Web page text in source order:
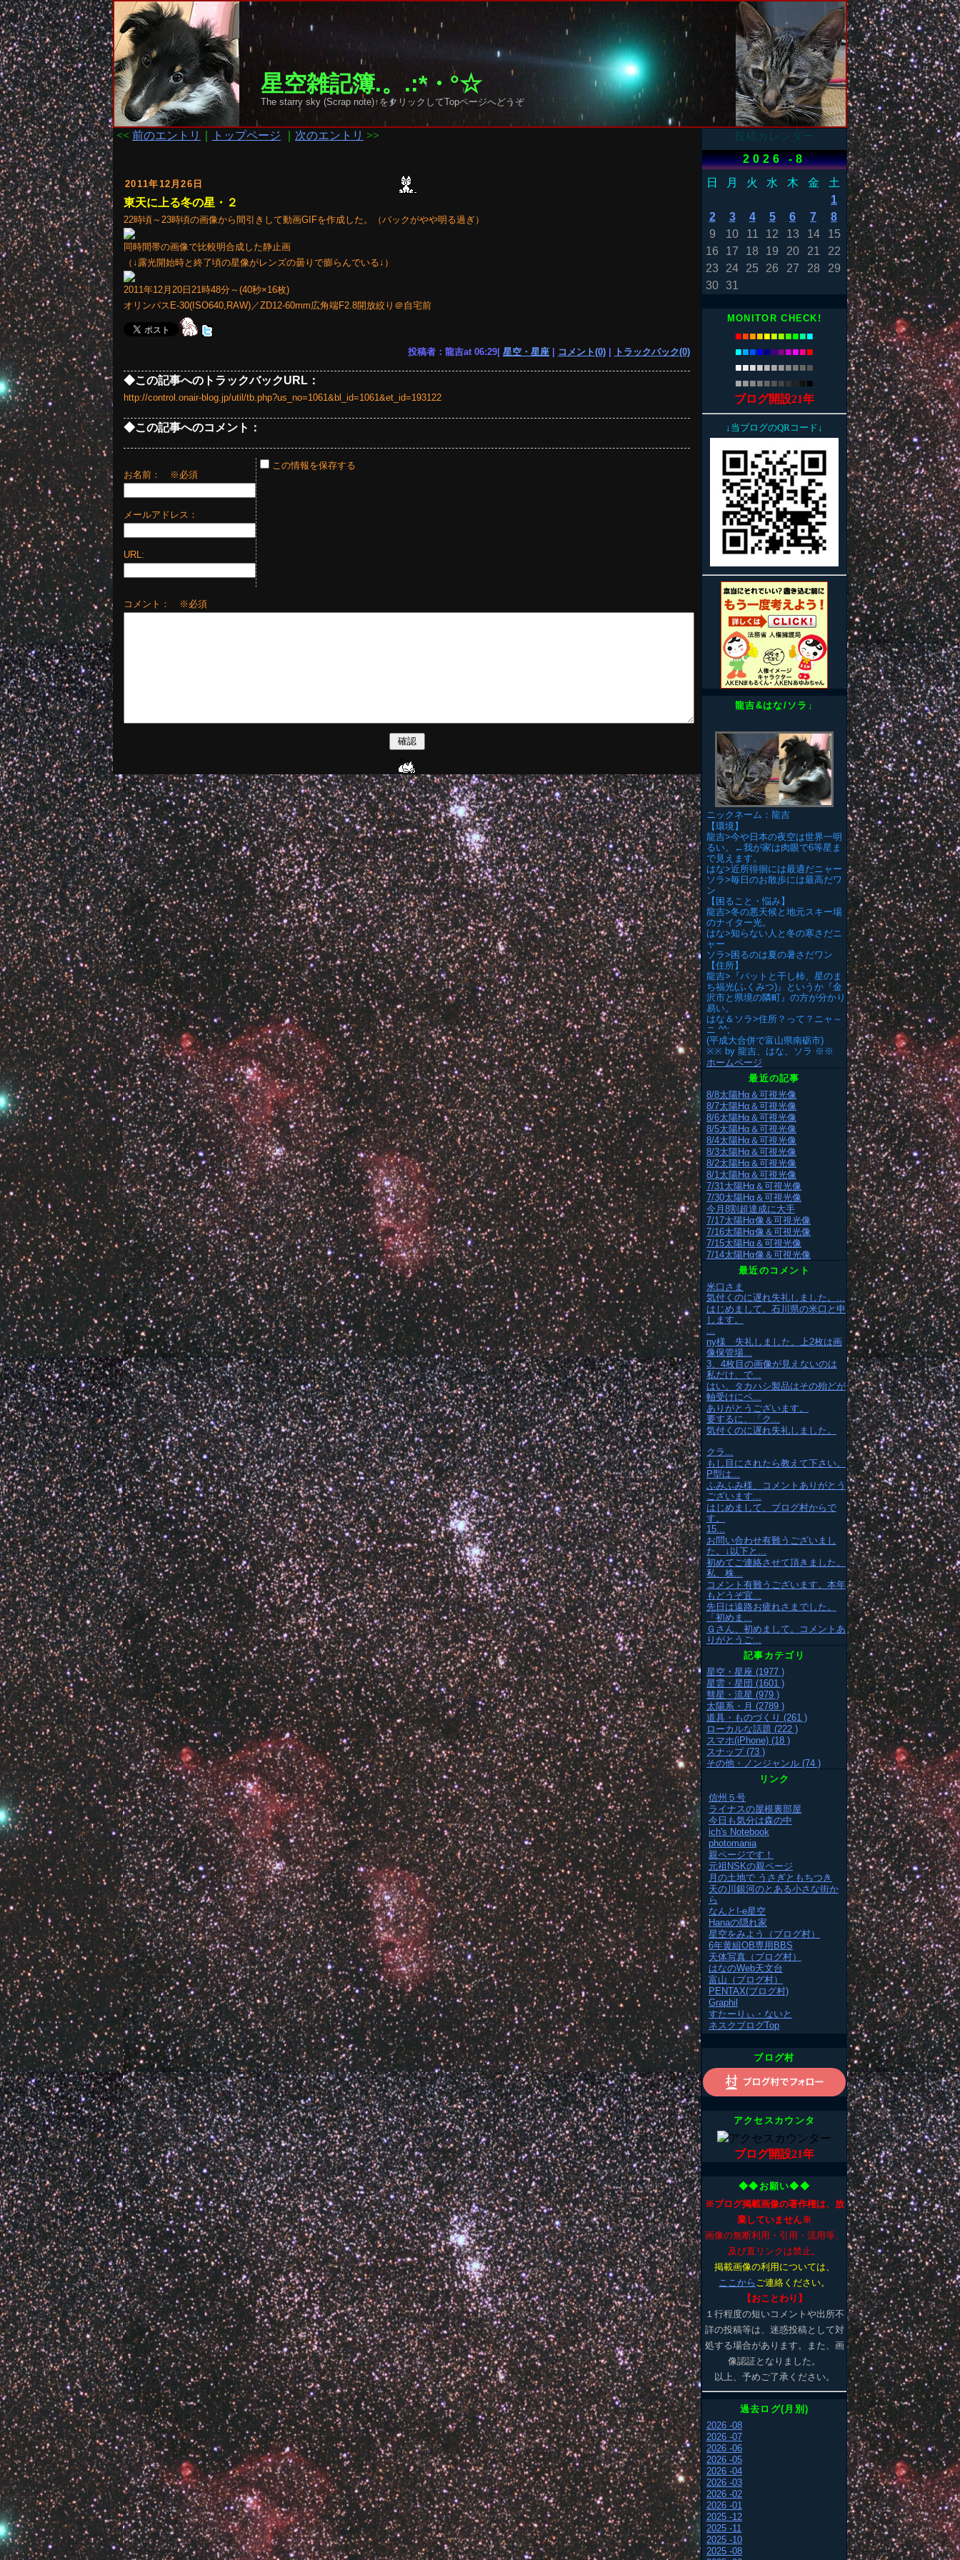
星空雑記簿.。.:*・°☆
The starry sky (Scrap note)↑をクリックしてTopページへどうぞ
<< 前のエントリ トップページ 次のエントリ >>
2011年12月26日
東天に上る冬の星・２
22時頃～23時頃の画像から間引きして動画GIFを作成した。（バックがやや明る過ぎ）
同時間帯の画像で比較明合成した静止画
（↓露光開始時と終了頃の星像がレンズの曇りで膨らんでいる↓）
2011年12月20日21時48分～(40秒×16枚)
オリンパスE-30(ISO640,RAW)／ZD12-60mm広角端F2.8開放絞り＠自宅前
投稿者：龍吉at 06:29| 星空・星座 コメント(0) トラックバック(0)
◆この記事へのトラックバックURL：
http://control.onair-blog.jp/util/tb.php?us_no=1061&bl_id=1061&et_id=193122
◆この記事へのコメント：
お名前： ※必須
メールアドレス：
URL:
この情報を保存する
コメント： ※必須
投稿カレンダー
2026 -8
日
月 火 水 木 金
土
1
2
3 4 5 6 7
8
9
10 11 12 13 14
15
16
17 18 19 20 21
22
23
24 25 26 27 28
29
30 31
MONITOR CHECK!
■■■■■■■■■■■
■■■■■■■■■■■
■■■■■■■■■■■
■■■■■■■■ ■■
ブログ開設21年
↓当ブログのQRコード↓
龍吉&はな/ソラ↓
ニックネーム：龍吉
【環境】
龍吉>今や日本の夜空は世界一明
るい。←我が家は肉眼で6等星ま
で見えます。
はな>近所徘徊には最適だニャー
ソラ>毎日のお散歩には最高だワ
ン
【困ること・悩み】
龍吉>冬の悪天候と地元スキー場
のナイター光。
はな>知らない人と冬の寒さだニ
ャー
ソラ>困るのは夏の暑さだワン
【住所】
龍吉>『バットと干し柿、星のま
ち福光(ふくみつ)』というか『金
沢市と県境の隣町』の方が分かり
易い。
はな＆ソラ>住所？って？ニャ～
ニ ^^;
(平成大合併で富山県南砺市)
※※ by 龍吉、はな、ソラ ※※
ホームページ
最近の記事
8/8太陽Hα＆可視光像
8/7太陽Hα＆可視光像
8/6太陽Hα＆可視光像
8/5太陽Hα＆可視光像
8/4太陽Hα＆可視光像
8/3太陽Hα＆可視光像
8/2太陽Hα＆可視光像
8/1太陽Hα＆可視光像
7/31太陽Hα＆可視光像
7/30太陽Hα＆可視光像
今月8割超達成に大手
7/17太陽Hα像＆可視光像
7/16太陽Hα像＆可視光像
7/15太陽Hα＆可視光像
7/14太陽Hα像＆可視光像
最近のコメント
米口さま
気付くのに遅れ失礼しました。...
はじめまして。石川県の米口と申
します。
...
ny様 失礼しました。上2枚は画
像保管場...
3、4枚目の画像が見えないのは
私だけ、で...
はい。タカハシ製品はその殆どが
軸受けにベ...
ありがとうございます。
要するに、「ク...
気付くのに遅れ失礼しました。
クラ...
もし目にされたら教えて下さい。
P型は...
ふみふみ様、コメントありがとう
ございます...
はじめまして、ブログ村からで
す。
15...
お問い合わせ有難うございまし
た。↓以下と...
初めてご連絡させて頂きました。
私、株...
コメント有難うございます。本年
もどうぞ宜...
先日は遠路お疲れさまでした。
「初めま...
Ｇさん、初めまして。コメントあ
りがとうご...
記事カテゴリ
星空・星座 (1977 )
星雲・星団 (1601 )
彗星・流星 (979 )
太陽系・月 (2789 )
道具・ものづくり (261 )
ローカルな話題 (222 )
スマホ(iPhone) (18 )
スナップ (73 )
その他・ノンジャンル (74 )
リンク
信州５号
ライナスの屋根裏部屋
今日も気分は森の中
ich's Notebook
photomania
親ページです！
元祖NSKの親ページ
月の土地で うさぎともちつき
天の川銀河のとある小さな街か
ら
なんと!-e星空
Hanaの隠れ家
星空をみよう（ブログ村）
6年黄組OB専用BBS
天体写真（ブログ村）
はなのWeb天文台
富山（ブログ村）
PENTAX(ブログ村)
Graphil
すたーりぃ・ないと
ネスクブログTop
ブログ村
アクセスカウンタ
ブログ開設21年
◆◆お願い◆◆
※ブログ掲載画像の著作権は、放
棄していません※
画像の無断利用・引用・流用等、
及び直リンクは禁止。
掲載画像の利用については、
ここから ご連絡ください。
【おことわり】
１行程度の短いコメントや出所不
詳の投稿等は、迷惑投稿として対
処する場合があります。また、画
像認証となりました。
以上、予めご了承ください。
過去ログ(月別)
2026 -08
2026 -07
2026 -06
2026 -05
2026 -04
2026 -03
2026 -02
2026 -01
2025 -12
2025 -11
2025 -10
2025 -08